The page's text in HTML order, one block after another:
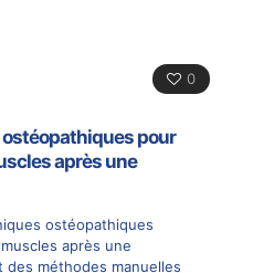
0
pour
après une
ostéopathiques
après une
des méthodes manuelles